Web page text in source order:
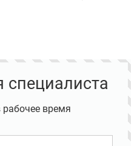
специалиста
время